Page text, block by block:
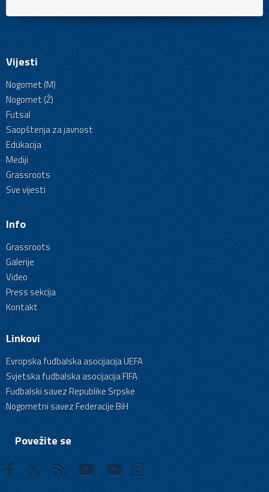
Vijesti
Nogomet (M)
Nogomet (Ž)
Futsal
Saopštenja za javnost
Edukacija
Mediji
Grassroots
Sve vijesti
Info
Grassroots
Galerije
Video
Press sekcija
Kontakt
Linkovi
Evropska fudbalska asocijacija UEFA
Svjetska fudbalska asocijacija FIFA
Fudbalski savez Republike Srpske
Nogometni savez Federacije BiH
Povežite se